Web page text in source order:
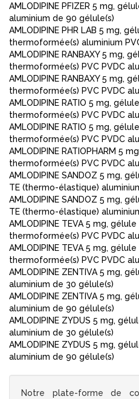
AMLODIPINE PFIZER 5 mg,
aluminium de 90 gélule(s)
AMLODIPINE PHR LAB 5 mg,
thermoformée(s) aluminium
AMLODIPINE RANBAXY 5 mg,
thermoformée(s) PVC PVDC
AMLODIPINE RANBAXY 5 mg,
thermoformée(s) PVC PVDC
AMLODIPINE RATIO 5 mg,
thermoformée(s) PVC PVDC
AMLODIPINE RATIO 5 mg,
thermoformée(s) PVC PVDC
AMLODIPINE RATIOPHARM 5
thermoformée(s) PVC PVDC
AMLODIPINE SANDOZ 5 mg,
TE (thermo-élastique)
AMLODIPINE SANDOZ 5 mg,
TE (thermo-élastique)
AMLODIPINE TEVA 5 mg,
thermoformée(s) PVC PVDC
AMLODIPINE TEVA 5 mg,
thermoformée(s) PVC PVDC
AMLODIPINE ZENTIVA 5 mg,
aluminium de 30 gélule(s)
AMLODIPINE ZENTIVA 5 mg,
aluminium de 90 gélule(s)
AMLODIPINE ZYDUS 5 mg,
aluminium de 30 gélule(s)
AMLODIPINE ZYDUS 5 mg,
aluminium de 90 gélule(s)
Notre plate-forme de